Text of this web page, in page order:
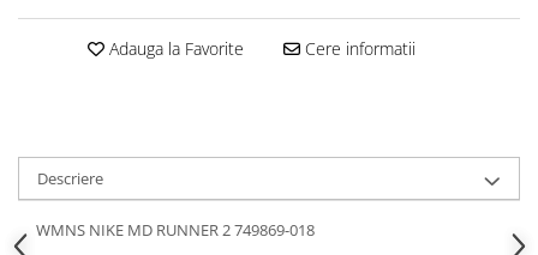
Adauga la Favorite Cere informatii
Descriere
WMNS NIKE MD RUNNER 2 749869-018